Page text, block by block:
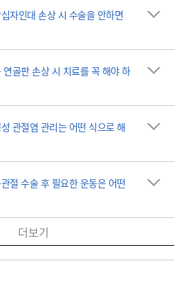
자인대 손상 시 수술을 안하면
골판 손상 시 치료를 꼭 해야 하
관절염 관리는 어떤 식으로 해
절 수술 후 필요한 운동은 어떤
더보기